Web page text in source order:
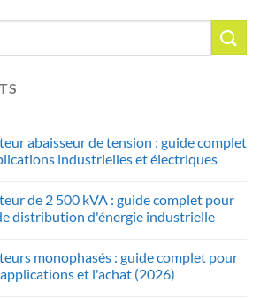
abaisseur de tension : guide complet
industrielles et électriques
de 2 500 kVA : guide complet pour
distribution d'énergie industrielle
monophasés : guide complet pour
et l'achat (2026)